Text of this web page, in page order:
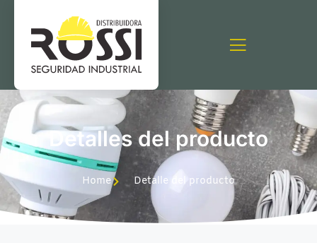
Detalles del producto
Home Detalle del producto